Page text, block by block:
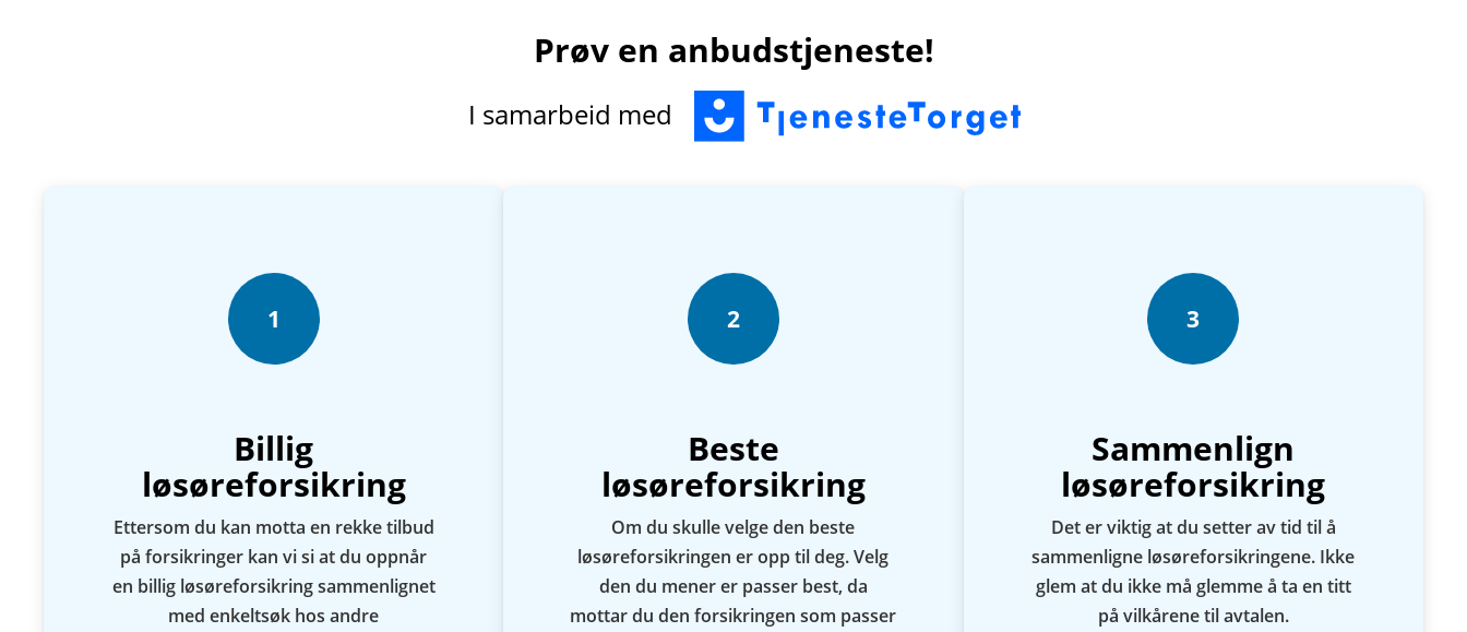
Prøv en anbudstjeneste!
I samarbeid med
1
Billig
løsøreforsikring
Ettersom du kan motta en rekke tilbud
på forsikringer kan vi si at du oppnår
en billig løsøreforsikring sammenlignet
med enkeltsøk hos andre
2
Beste
løsøreforsikring
Om du skulle velge den beste
løsøreforsikringen er opp til deg. Velg
den du mener er passer best, da
mottar du den forsikringen som passer
3
Sammenlign
løsøreforsikring
Det er viktig at du setter av tid til å
sammenligne løsøreforsikringene. Ikke
glem at du ikke må glemme å ta en titt
på vilkårene til avtalen.